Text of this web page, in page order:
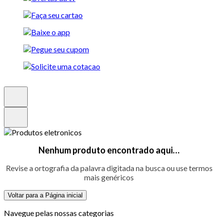
Nenhum produto encontrado aqui…
Revise a ortografia da palavra digitada na busca ou use termos
mais genéricos
Voltar para a Página inicial
Navegue pelas nossas categorias